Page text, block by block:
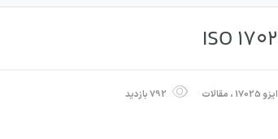
ایزو 17025 ، مقالات